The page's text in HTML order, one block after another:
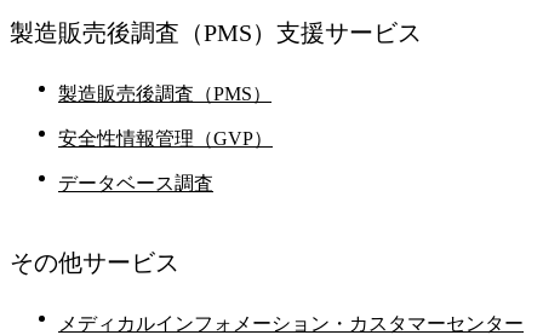
製造販売後調査 （PMS）支援サービス
製造販売後調査（PMS）
安全性情報管理（GVP）
データベース調査
その他サービス
メディカルインフォメーション・カスタマーセンター